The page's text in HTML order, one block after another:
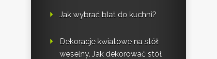
Jak wybrać blat do kuchni?
Dekoracje kwiatowe na stół
weselny. Jak dekorować stół